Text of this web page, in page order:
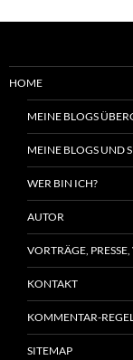
HOME
MEINE BLOGS
MEINE BLOGS UND
WER BIN ICH?
AUTOR
VORTRÄGE,
KONTAKT
KOMMENTAR-
SITEMAP